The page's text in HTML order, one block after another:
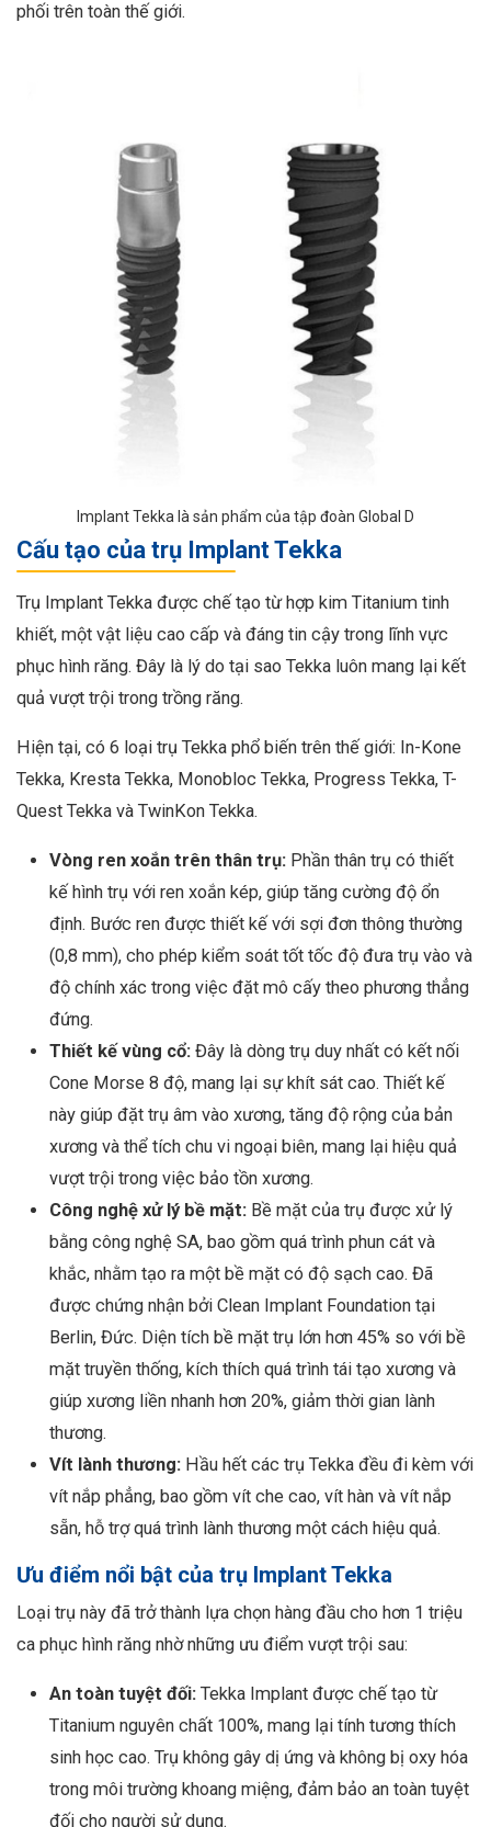
phối trên toàn thế giới.
Implant Tekka là sản phẩm của tập đoàn Global D
Cấu tạo của trụ Implant Tekka
Trụ Implant Tekka được chế tạo từ hợp kim Titanium tinh
khiết, một vật liệu cao cấp và đáng tin cậy trong lĩnh vực
phục hình răng. Đây là lý do tại sao Tekka luôn mang lại kết
quả vượt trội trong trồng răng.
Hiện tại, có 6 loại trụ Tekka phổ biến trên thế giới: In-Kone
Tekka, Kresta Tekka, Monobloc Tekka, Progress Tekka, T-
Quest Tekka và TwinKon Tekka.
Vòng ren xoắn trên thân trụ: Phần thân trụ có thiết
kế hình trụ với ren xoắn kép, giúp tăng cường độ ổn
định. Bước ren được thiết kế với sợi đơn thông thường
(0,8 mm), cho phép kiểm soát tốt tốc độ đưa trụ vào và
độ chính xác trong việc đặt mô cấy theo phương thẳng
đứng.
Thiết kế vùng cổ: Đây là dòng trụ duy nhất có kết nối
Cone Morse 8 độ, mang lại sự khít sát cao. Thiết kế
này giúp đặt trụ âm vào xương, tăng độ rộng của bản
xương và thể tích chu vi ngoại biên, mang lại hiệu quả
vượt trội trong việc bảo tồn xương.
Công nghệ xử lý bề mặt: Bề mặt của trụ được xử lý
bằng công nghệ SA, bao gồm quá trình phun cát và
khắc, nhằm tạo ra một bề mặt có độ sạch cao. Đã
được chứng nhận bởi Clean Implant Foundation tại
Berlin, Đức. Diện tích bề mặt trụ lớn hơn 45% so với bề
mặt truyền thống, kích thích quá trình tái tạo xương và
giúp xương liền nhanh hơn 20%, giảm thời gian lành
thương.
Vít lành thương: Hầu hết các trụ Tekka đều đi kèm với
vít nắp phẳng, bao gồm vít che cao, vít hàn và vít nắp
sẵn, hỗ trợ quá trình lành thương một cách hiệu quả.
Ưu điểm nổi bật của trụ Implant Tekka
Loại trụ này đã trở thành lựa chọn hàng đầu cho hơn 1 triệu
ca phục hình răng nhờ những ưu điểm vượt trội sau:
An toàn tuyệt đối: Tekka Implant được chế tạo từ
Titanium nguyên chất 100%, mang lại tính tương thích
sinh học cao. Trụ không gây dị ứng và không bị oxy hóa
trong môi trường khoang miệng, đảm bảo an toàn tuyệt
đối cho người sử dụng.